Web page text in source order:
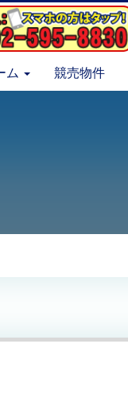
ム 競売物件